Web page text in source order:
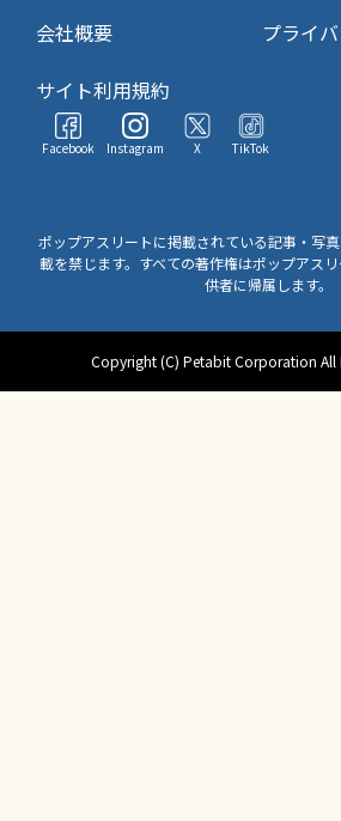
会社概要
プライ
サイト利用規約
Facebook Instagram X TikTok
ポップアスリートに掲載されている記事・写
載を禁じます。すべての著作権はポップアス
供者に帰属します。
Copyright (C) Petabit Corporation All